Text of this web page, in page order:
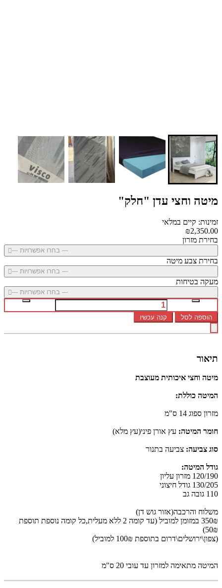
מיטה וחצי עדן "חלק"
זמינות: קיים במלאי
₪2,350.00
בחירת מזרון
--- בחרו אפשרויות ---
בחירת צבע מיטה
--- בחרו אפשרויות ---
מעקה בטיחות
--- בחרו אפשרויות ---
הוספה לסל קנה עכשיו
תיאור
מיטה וחצי איכותית מעוצבת
המיטה כוללת:
מזרון ספוג 14 ס"מ
חומר המיטה: עץ אורן פיני(עץ מלא)
סוג צביעה: צביעה בתנור
גודל המיטה:
120/190 מזרון עליון
130/205 גודל חיצוני
110 גובה גב
משלוח והרכבה(אזור גוש דן)
350₪ במזומן למוביל (עד קומה 2 ללא מעלית,כל קומה נוספת תוספת
50₪)
(צפון\ירושלים\דרום בתוספת 100₪ למוביל)
המיטה מתאימה למזרון עד עובי 20 ס"מ